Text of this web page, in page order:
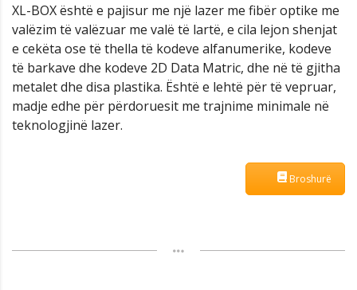
XL-BOX është e pajisur me një lazer me fibër optike me
valëzim të valëzuar me valë të lartë, e cila lejon shenjat
e cekëta ose të thella të kodeve alfanumerike, kodeve
të barkave dhe kodeve 2D Data Matric, dhe në të gjitha
metalet dhe disa plastika. Është e lehtë për të vepruar,
madje edhe për përdoruesit me trajnime minimale në
teknologjinë lazer.
Broshurë